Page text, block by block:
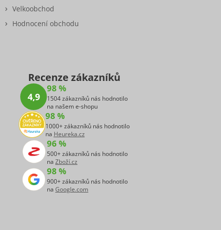
Velkoobchod
Hodnocení obchodu
Recenze zákazníků
4,9
98 %
1504 zákazníků nás hodnotilo
na našem e-shopu
98 %
1000+ zákazníků nás hodnotilo
na Heureka.cz
96 %
500+ zákazníků nás hodnotilo
na Zboží.cz
98 %
900+ zákazníků nás hodnotilo
na Google.com